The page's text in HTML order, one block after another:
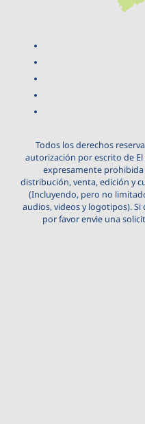
Todos los derechos
autorización por escrito de
expresamente
distribución, venta, edición y
(Incluyendo, pero no
audios, videos y logotipos).
por favor envie una